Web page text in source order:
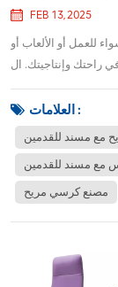
FEB 13, 2025
للعمل أو الألعاب أو
راحتك وإنتاجيتك. ال
الخاصة بك. دعنا
نتعرض لسبب أن...
العلامات :
مع مسند للقدمين
مع مسند للقدمين
مصنع كرسي مريح